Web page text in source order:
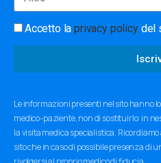
Accetto laprivacy policydel
Le informazioni presenti nel sito hanno
medico-paziente, non di sostituirlo: in
la visita medica specialistica.
sito che in caso di possibile presenza di